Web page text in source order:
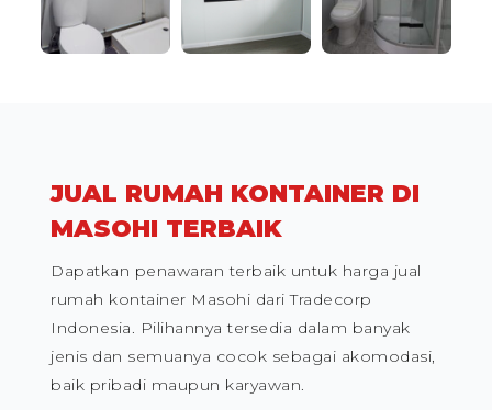
JUAL RUMAH KONTAINER DI
MASOHI TERBAIK
Dapatkan penawaran terbaik untuk harga jual
rumah kontainer Masohi dari Tradecorp
Indonesia. Pilihannya tersedia dalam banyak
jenis dan semuanya cocok sebagai akomodasi,
baik pribadi maupun karyawan.